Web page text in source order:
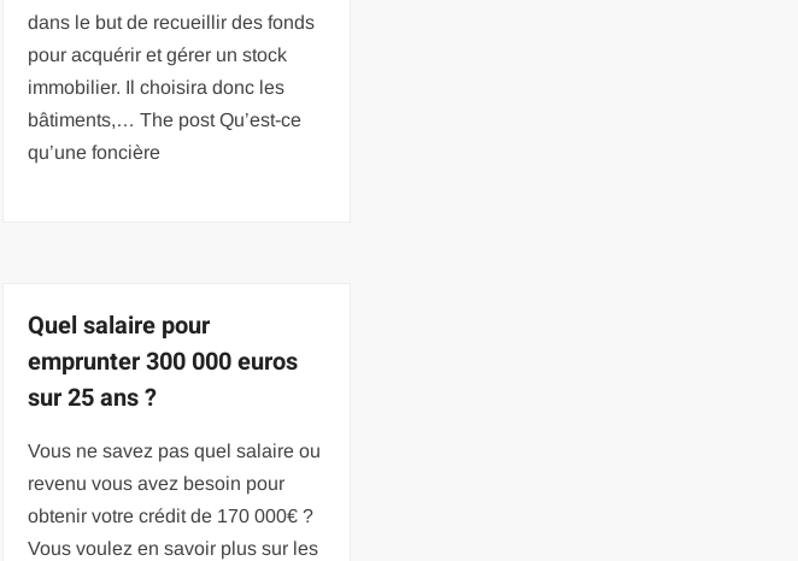
dans le but de recueillir des fonds
pour acquérir et gérer un stock
immobilier. Il choisira donc les
bâtiments,… The post Qu’est-ce
qu’une foncière
Quel salaire pour
emprunter 300 000 euros
sur 25 ans ?
Vous ne savez pas quel salaire ou
revenu vous avez besoin pour
obtenir votre crédit de 170 000€ ?
Vous voulez en savoir plus sur les